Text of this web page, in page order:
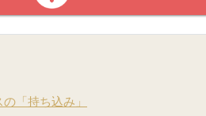
「持ち込み」